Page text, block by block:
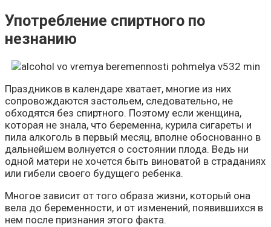
Употребление спиртного по
незнанию
Праздников в календаре хватает, многие из них
сопровождаются застольем, следовательно, не
обходятся без спиртного. Поэтому если женщина,
которая не знала, что беременна, курила сигареты и
пила алкоголь в первый месяц, вполне обоснованно в
дальнейшем волнуется о состоянии плода. Ведь ни
одной матери не хочется быть виноватой в страданиях
или гибели своего будущего ребенка.
Многое зависит от того образа жизни, который она
вела до беременности, и от изменений, появившихся в
нем после признания этого факта.